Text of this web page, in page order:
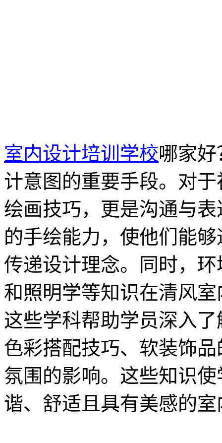
室内设计培训学校哪家
计意图的重要手段。对
绘画技巧，更是沟通与
的手绘能力，使他们能
传递设计理念。同时，
和照明学等知识在清风
这些学科帮助学员深入
色彩搭配技巧、软装饰
氛围的影响。这些知识
谐、舒适且具有美感的